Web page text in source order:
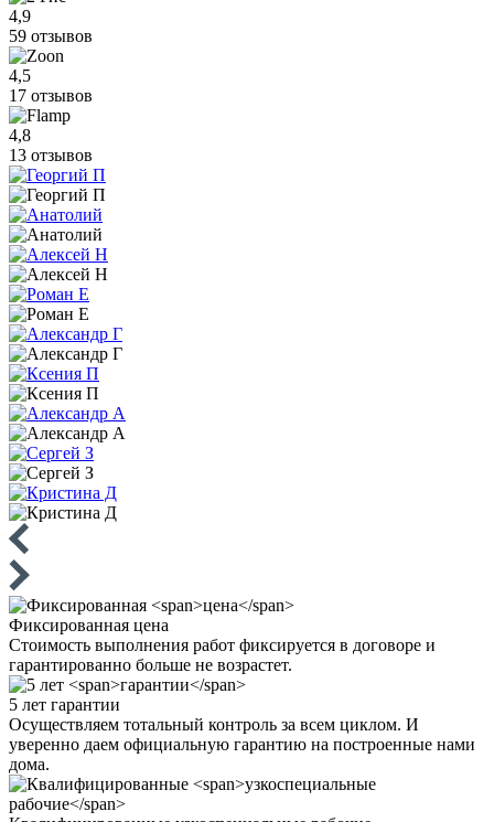
4,9
59 отзывов
4,5
17 отзывов
4,8
13 отзывов
Фиксированная цена
Стоимость выполнения работ фиксируется в договоре и
гарантированно больше не возрастет.
5 лет гарантии
Осуществляем тотальный контроль за всем циклом. И
уверенно даем официальную гарантию на построенные нами
дома.